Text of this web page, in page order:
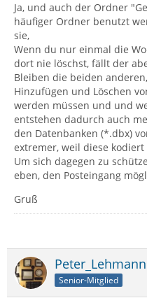
Ja, und auch der Ordner
häufiger Ordner benutzt
sie,
Wenn du nur einmal die
dort nie löschst, fällt der
Bleiben die beiden
Hinzufügen und Löschen
werden müssen und und
entstehen dadurch auch
den Datenbanken (*.dbx)
extremer, weil diese kodiert
Um sich dagegen zu
eben, den Posteingang
Gruß
Peter_Lehmann
Senior-Mitglied